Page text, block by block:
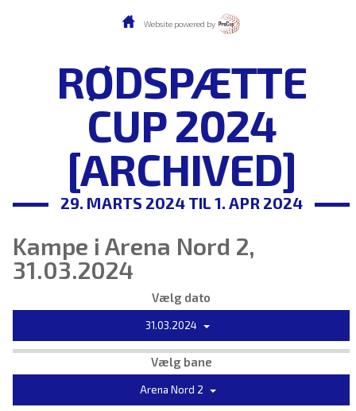
Website powered by
RØDSPÆTTE
CUP 2024
[ARCHIVED]
29. MARTS 2024 TIL 1. APR 2024
Kampe i Arena Nord 2,
31.03.2024
Vælg dato
31.03.2024
Vælg bane
Arena Nord 2